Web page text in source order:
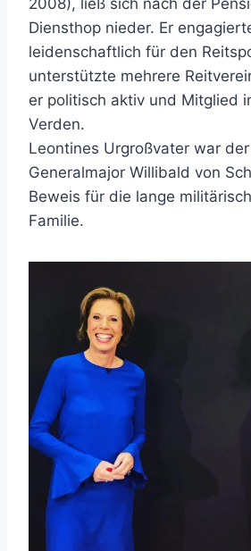
2008), ließ sich nach der
Diensthop nieder. Er
leidenschaftlich für den
unterstützte mehrere
er politisch aktiv und Mitglied
Verden.
Leontines Urgroßvater war
Generalmajor Willibald von
Beweis für die lange
Familie.